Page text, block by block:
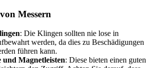
Messern
: Die Klingen sollten nie lose in
werden, da dies zu Beschädigungen
führen kann.
und Magnetleisten: Diese bieten einen guten